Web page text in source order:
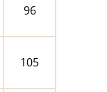
96
105